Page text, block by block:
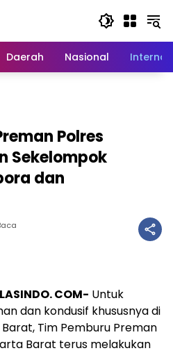
Daerah Nasional
Polres
Sekelompok
dan
COM- Untuk
dan kondusif khususnya di
Tim Pemburu Preman
Barat terus melakukan